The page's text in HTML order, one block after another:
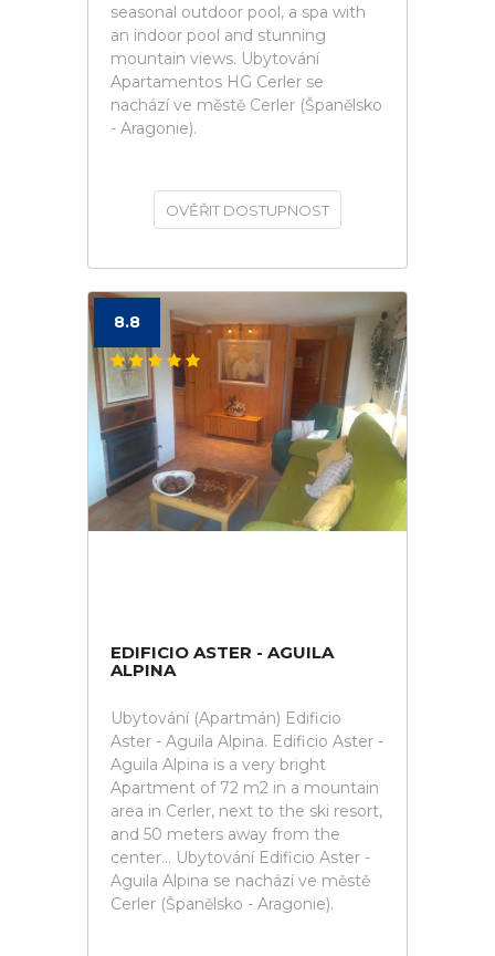
seasonal outdoor pool, a spa with
an indoor pool and stunning
mountain views. Ubytování
Apartamentos HG Cerler se
nachází ve městě Cerler (Španělsko
- Aragonie).
OVĚŘIT DOSTUPNOST
8.8
EDIFICIO ASTER - AGUILA
ALPINA
Ubytování (Apartmán) Edificio
Aster - Aguila Alpina. Edificio Aster -
Aguila Alpina is a very bright
Apartment of 72 m2 in a mountain
area in Cerler, next to the ski resort,
and 50 meters away from the
center... Ubytování Edificio Aster -
Aguila Alpina se nachází ve městě
Cerler (Španělsko - Aragonie).